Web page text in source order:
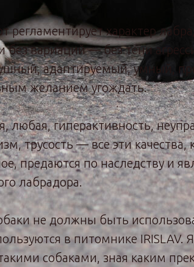
регламентирует характер
без вариаций — без тени
адаптируемый, умный,
желанием угождать.
любая, гиперактивность,
трусость — все эти качества,
предаются по наследству и
лабрадора.
не должны быть
в питомнике IRISLAV.
собаками, зная каким